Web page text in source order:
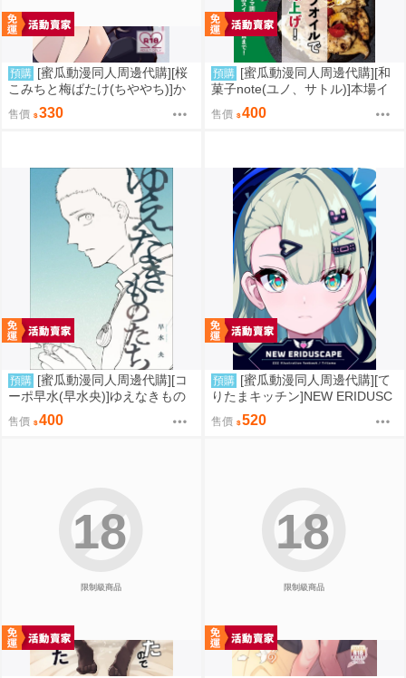
預購 [蜜瓜動漫同人周邊代購][桜
こみちと梅ばたけ(ちややち)]か
わいいふたりがいちゃあま×××し
てるだけのはなし(同人誌)
售價 330
預購 [蜜瓜動漫同人周邊代購][和
菓子note(ユノ、サトル)]本場イ
タリアのオリーブオイルで自宅
ご飯のQOLを爆上げ!(同人誌)
售價 400
預購 [蜜瓜動漫同人周邊代購][コ
ーポ早水(早水央)]ゆえなきもの
たち(同人誌)
售價 400
預購 [蜜瓜動漫同人周邊代購][て
りたまキッチン]NEW ERIDUSC
APE(絕區零)(同人誌)
售價 520
限制級商品
18
限制級商品
18